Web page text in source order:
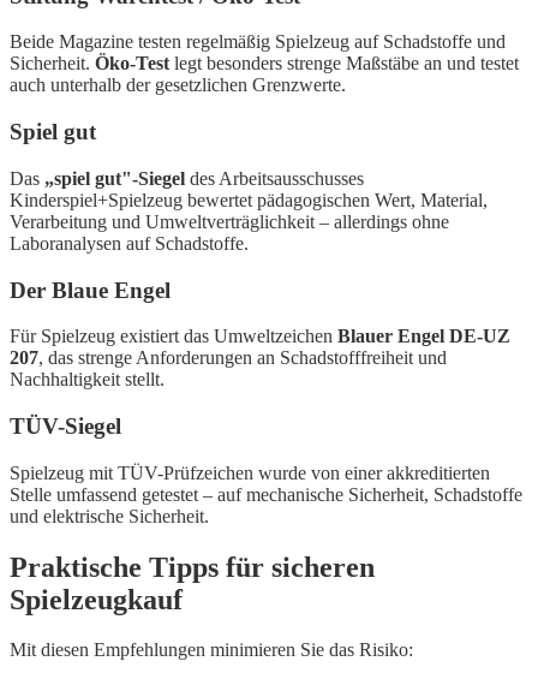
Beide Magazine testen regelmäßig Spielzeug auf Schadstoffe und
Sicherheit. Öko-Test legt besonders strenge Maßstäbe an und testet
auch unterhalb der gesetzlichen Grenzwerte.
Spiel gut
Das „spiel gut"-Siegel des Arbeitsausschusses
Kinderspiel+Spielzeug bewertet pädagogischen Wert, Material,
Verarbeitung und Umweltverträglichkeit – allerdings ohne
Laboranalysen auf Schadstoffe.
Der Blaue Engel
Für Spielzeug existiert das Umweltzeichen Blauer Engel DE-UZ
207, das strenge Anforderungen an Schadstofffreiheit und
Nachhaltigkeit stellt.
TÜV-Siegel
Spielzeug mit TÜV-Prüfzeichen wurde von einer akkreditierten
Stelle umfassend getestet – auf mechanische Sicherheit, Schadstoffe
und elektrische Sicherheit.
Praktische Tipps für sicheren
Spielzeugkauf
Mit diesen Empfehlungen minimieren Sie das Risiko: